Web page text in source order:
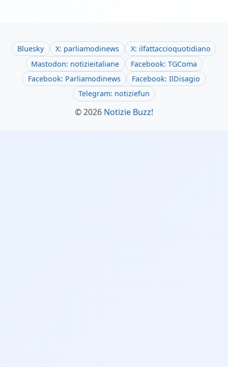
Bluesky X: parliamodinews
X: ilfattaccioquotidiano
Mastodon: notizieitaliane
Facebook: TGComa
Facebook: Parliamodinews
Facebook: IlDisagio
Telegram: notiziefun
© 2026 Notizie Buzz!